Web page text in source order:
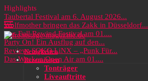
Highlights
Taubertal Festival am 6. August 2026...
Wolfmother bringen das Zakk in Düsseldorf...
Das Full Rewind Festival am 01....
Party On! Ein Ausflug auf den...
Review: SOKO LiNX – „Punk Für...
Das Wacken Open Air am 01....
Neuigkeiten
Rezensionen
Tonträger
Liveauftritte